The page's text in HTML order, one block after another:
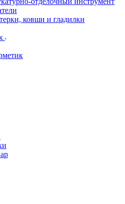
ковши и гладилки